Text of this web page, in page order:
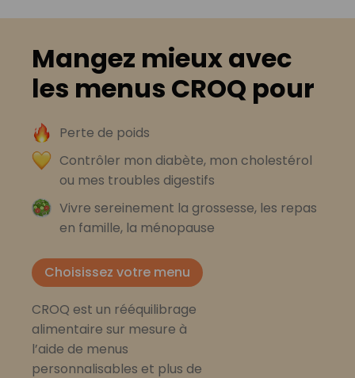
Mangez mieux avec
les menus CROQ pour
Perte de poids
Contrôler mon diabète, mon cholestérol
ou mes troubles digestifs
Vivre sereinement la grossesse, les repas
en famille, la ménopause
Choisissez votre menu
CROQ est un rééquilibrage
alimentaire sur mesure à
l’aide de menus
personnalisables et plus de